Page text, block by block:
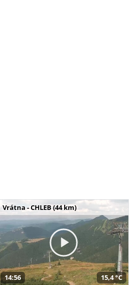
Vrátna - CHLEB (44 km)
14:56 15,4 °C